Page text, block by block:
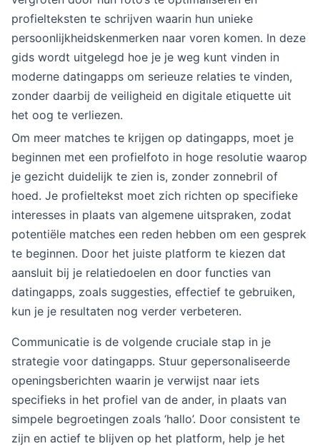
profielteksten te schrijven waarin hun unieke
persoonlijkheidskenmerken naar voren komen. In deze
gids wordt uitgelegd hoe je je weg kunt vinden in
moderne datingapps om serieuze relaties te vinden,
zonder daarbij de veiligheid en digitale etiquette uit
het oog te verliezen.
Om meer matches te krijgen op datingapps, moet je
beginnen met een profielfoto in hoge resolutie waarop
je gezicht duidelijk te zien is, zonder zonnebril of
hoed. Je profieltekst moet zich richten op specifieke
interesses in plaats van algemene uitspraken, zodat
potentiële matches een reden hebben om een gesprek
te beginnen. Door het juiste platform te kiezen dat
aansluit bij je relatiedoelen en door functies van
datingapps, zoals suggesties, effectief te gebruiken,
kun je je resultaten nog verder verbeteren.
Communicatie is de volgende cruciale stap in je
strategie voor datingapps. Stuur gepersonaliseerde
openingsberichten waarin je verwijst naar iets
specifieks in het profiel van de ander, in plaats van
simpele begroetingen zoals ‘hallo’. Door consistent te
zijn en actief te blijven op het platform, help je het